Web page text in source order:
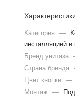
Категория —
инсталляцией
Бренд унитаза
Страна бренда
Цвет кнопки —
Монтаж —